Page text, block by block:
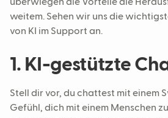
überwiegen die Vorteile die
weitem. Sehen wir uns die
von KI im Support an.
1. KI-gestützte
Stell dir vor, du chattest mit einem
Gefühl, dich mit einem Menschen